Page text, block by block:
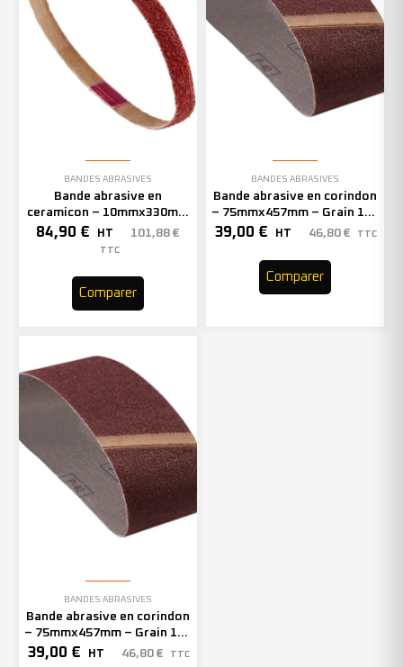
BANDES ABRASIVES
Bande abrasive en
ceramicon – 10mmx330mm
– Grain 60 – 333002 (x50)
84,90 € HT 101,88 €
TTC
Comparer
BANDES ABRASIVES
Bande abrasive en corindon
– 75mmx457mm – Grain 150
– 301413 (x20)
39,00 € HT 46,80 € TTC
Comparer
BANDES ABRASIVES
Bande abrasive en corindon
– 75mmx457mm – Grain 120
– 301412 (x20)
39,00 € HT 46,80 € TTC